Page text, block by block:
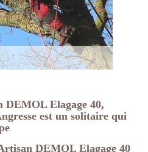
DEMOL Elagage 40,
est un solitaire qui
DEMOL Elagage 40